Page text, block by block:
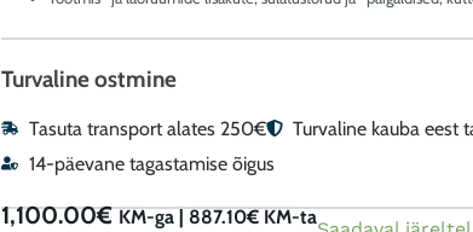
Turvaline ostmine
Tasuta transport alates 250€
Turvaline kauba eest
14-päevane tagastamise õigus
1,100.00€ KM-ga |887.10€KM-ta